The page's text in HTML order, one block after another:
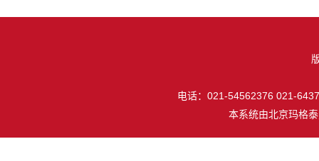
电话：021-54562376 021-
本系统由北京玛格